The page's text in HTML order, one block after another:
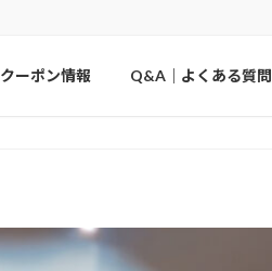
クーポン情報 Q&A｜よくある質問